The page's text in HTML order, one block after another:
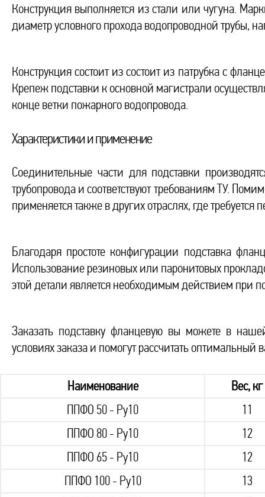
Конструкция выполняется из стали или чугуна.
диаметр условного прохода водопроводной трубы,
Конструкция состоит из состоит из патрубка с
Крепеж подставки к основной магистрали
конце ветки пожарного водопровода.
Характеристики и применение
Соединительные части для подставки
трубопровода и соответствуют требованиям ТУ.
применяется также в других отраслях, где
Благодаря простоте конфигурации подставка
Использование резиновых или паронитовых
этой детали является необходимым действием при
Заказать подставку фланцевую вы можете в
условиях заказа и помогут рассчитать оптимальный
Наименование
Вес, кг
ППФО 50 - Ру10
11
ППФО 80 - Ру10
12
ППФО 65 - Ру10
12
ППФО 100 - Ру10
13